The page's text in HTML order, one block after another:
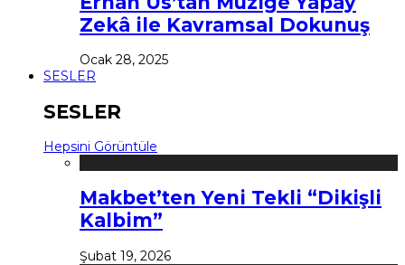
Zekâ ile Kavramsal Dokunuş
Ocak 28, 2025
SESLER
SESLER
Hepsini Görüntüle
Makbet’ten Yeni Tekli “Dikişli
Kalbim”
Şubat 19, 2026